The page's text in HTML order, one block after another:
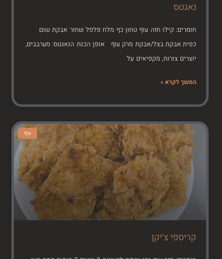
נאגטס
חומרים: קילו חזה עוף טחון כף מלח פלפל שחור אבקת שום
כפית אבקת בצל/אבקת מרק עוף אופן הכנת הנאגטס: מערבבים,
יוצרים צורות, מקפיאים על
המשך לקרא »
עוף
קריספי צ'יקן